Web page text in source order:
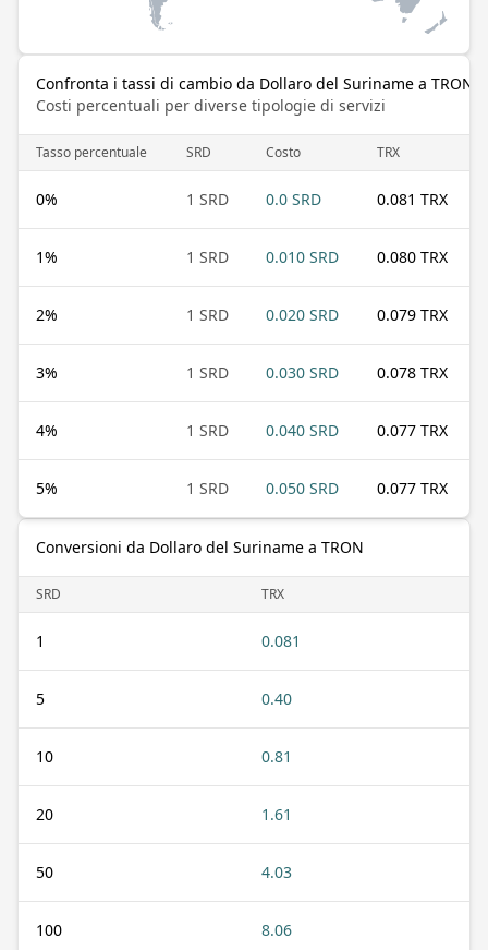
Confronta i tassi di cambio da Dollaro del Suriname a TRON
Costi percentuali per diverse tipologie di servizi
Tasso percentuale SRD Costo TRX
0% 1 SRD 0.0 SRD 0.081 TRX
1% 1 SRD 0.010 SRD 0.080 TRX
2% 1 SRD 0.020 SRD 0.079 TRX
3% 1 SRD 0.030 SRD 0.078 TRX
4% 1 SRD 0.040 SRD 0.077 TRX
5% 1 SRD 0.050 SRD 0.077 TRX
Conversioni da Dollaro del Suriname a TRON
SRD TRX
1 0.081
5 0.40
10 0.81
20 1.61
50 4.03
100 8.06